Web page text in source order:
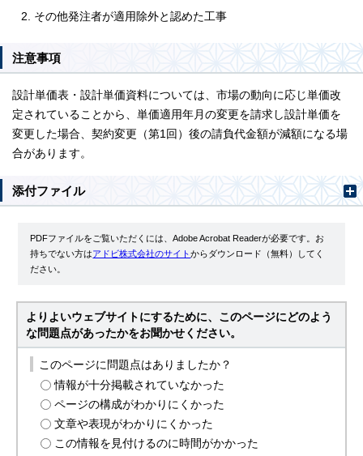
その他発注者が適用除外と認めた工事
注意事項
設計単価表・設計単価資料については、市場の動向に応じ単価改
定されていることから、単価適用年月の変更を請求し設計単価を
変更した場合、契約変更（第1回）後の請負代金額が減額になる場
合があります。
添付ファイル
PDFファイルをご覧いただくには、Adobe Acrobat Readerが必要です。お
持ちでない方はアドビ株式会社のサイトからダウンロード（無料）してく
ださい。
よりよいウェブサイトにするために、このページにどのよう
な問題点があったかをお聞かせください。
このページに問題点はありましたか？
情報が十分掲載されていなかった
ページの構成がわかりにくかった
文章や表現がわかりにくかった
この情報を見付けるのに時間がかかった